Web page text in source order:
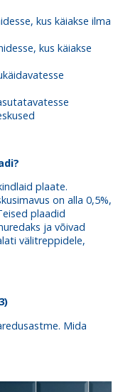
kus käiakse ilma
kus käiakse
plaate.
on alla 0,5%,
plaadid
ja võivad
välitreppidele,
Mida